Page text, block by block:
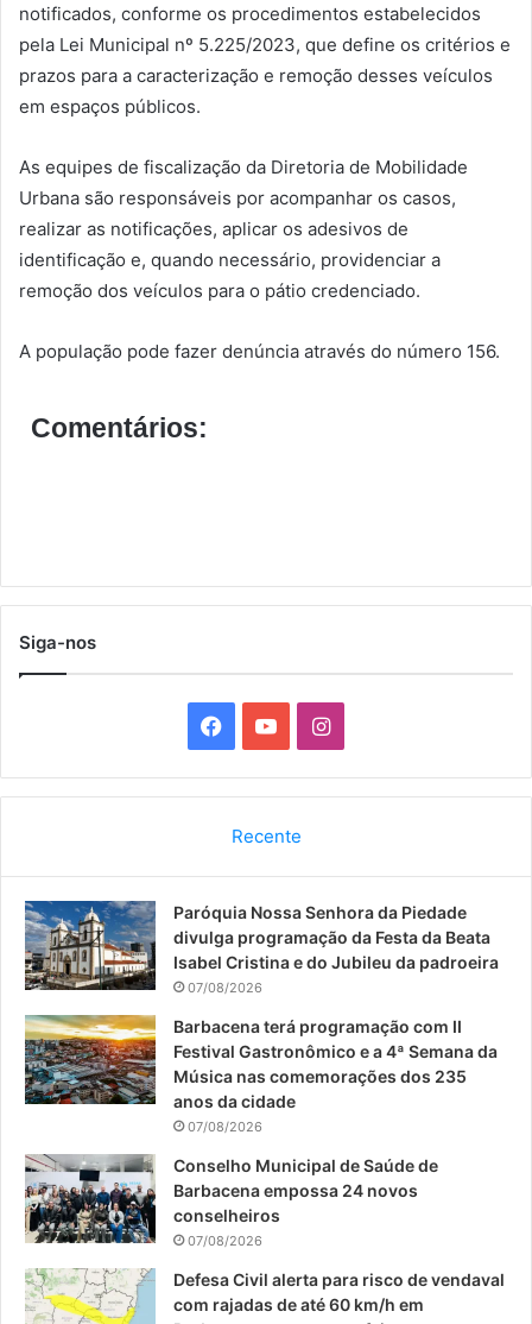
notificados, conforme os procedimentos estabelecidos
pela Lei Municipal nº 5.225/2023, que define os critérios e
prazos para a caracterização e remoção desses veículos
em espaços públicos.
As equipes de fiscalização da Diretoria de Mobilidade
Urbana são responsáveis por acompanhar os casos,
realizar as notificações, aplicar os adesivos de
identificação e, quando necessário, providenciar a
remoção dos veículos para o pátio credenciado.
A população pode fazer denúncia através do número 156.
Comentários:
Siga-nos
a
b
o
k
o
u
b
I
n
a
g
a
Recente
Paróquia Nossa Senhora da Piedade
divulga programação da Festa da Beata
Isabel Cristina e do Jubileu da padroeira
07/08/2026
Barbacena terá programação com II
Festival Gastronômico e a 4ª Semana da
Música nas comemorações dos 235
anos da cidade
07/08/2026
Conselho Municipal de Saúde de
Barbacena empossa 24 novos
conselheiros
07/08/2026
Defesa Civil alerta para risco de vendaval
com rajadas de até 60 km/h em